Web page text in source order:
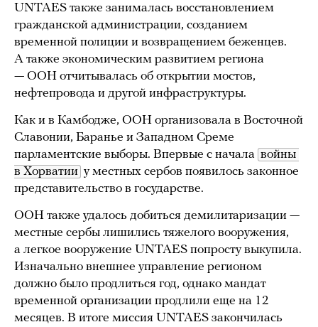
UNTAES также занималась восстановлением
гражданской администрации, созданием
временной полиции и возвращением беженцев.
А также экономическим развитием региона
— ООН отчитывалась об открытии мостов,
нефтепровода и другой инфраструктуры.
Как и в Камбодже, ООН организовала в Восточной
Славонии, Баранье и Западном Среме
парламентские выборы. Впервые с начала войны
в Хорватии у местных сербов появилось законное
представительство в государстве.
ООН также удалось добиться демилитаризации —
местные сербы лишились тяжелого вооружения,
а легкое вооружение UNTAES попросту выкупила.
Изначально внешнее управление регионом
должно было продлиться год, однако мандат
временной организации продлили еще на 12
месяцев. В итоге миссия UNTAES закончилась